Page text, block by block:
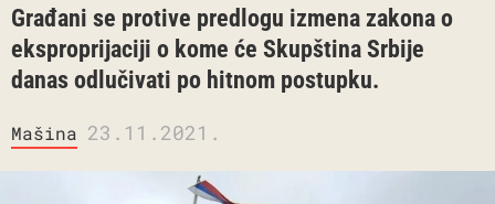
Građani se protive predlogu izmena zakona o
eksproprijaciji o kome će Skupština Srbije
danas odlučivati po hitnom postupku.
Mašina 23.11.2021.